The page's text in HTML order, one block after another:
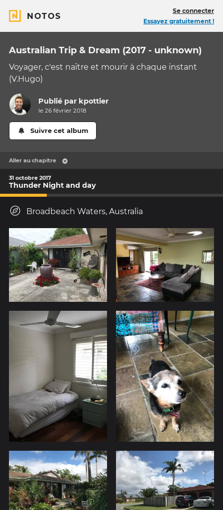
NOTOS
Se connecter
Essayez gratuitement !
Australian Trip & Dream (2017 - unknown)
Voyager, c'est naître et mourir à chaque instant
(V.Hugo)
Publié par kpottier
le 26 février 2018
Suivre cet album
Aller au chapitre
31 octobre 2017
Thunder Night and day
Broadbeach Waters, Australia